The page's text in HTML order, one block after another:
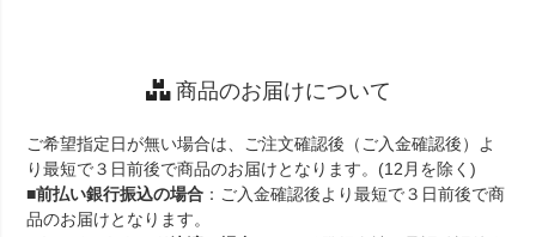
商品のお届けについて
ご希望指定日が無い場合は、ご注文確認後（ご入金確認後）よ
り最短で３日前後で商品のお届けとなります。(12月を除く)
■前払い銀行振込の場合 ：ご入金確認後より最短で３日前後で商
品のお届けとなります。